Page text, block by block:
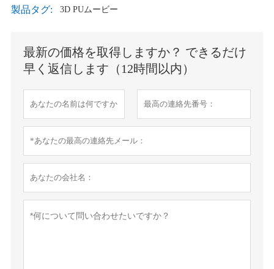
製品タグ: 3D PUムービー
最新の価格を取得しますか？ できるだけ
早く返信します（12時間以内）